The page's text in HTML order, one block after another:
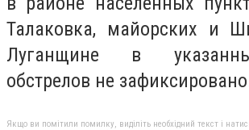
Талаковка, майорских и
Луганщине в
обстрелов не
Якщо ви помітили помилку, виділіть необхідний текст і